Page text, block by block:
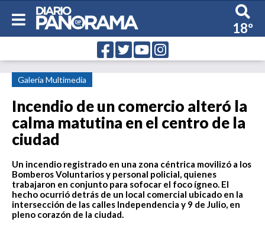
18º
Galería Multimedia
Incendio de un comercio alteró la
calma matutina en el centro de la
ciudad
Un incendio registrado en una zona céntrica movilizó a los
Bomberos Voluntarios y personal policial, quienes
trabajaron en conjunto para sofocar el foco ígneo. El
hecho ocurrió detrás de un local comercial ubicado en la
intersección de las calles Independencia y 9 de Julio, en
pleno corazón de la ciudad.